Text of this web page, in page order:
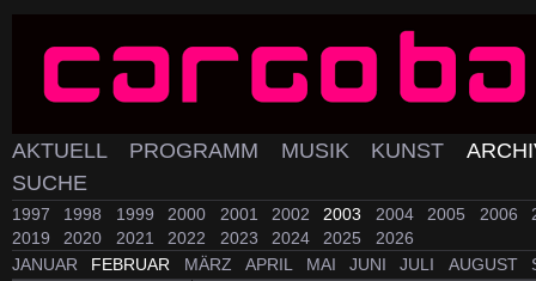
AKTUELL PROGRAMM MUSIK KUNST
SUCHE
1997 1998 1999 2000 2001 2002 2003 2004 2005 2006
2019
2020 2021 2022 2023 2024 2025
2026
JANUAR
FEBRUAR MÄRZ APRIL MAI JUNI JULI AUGUST